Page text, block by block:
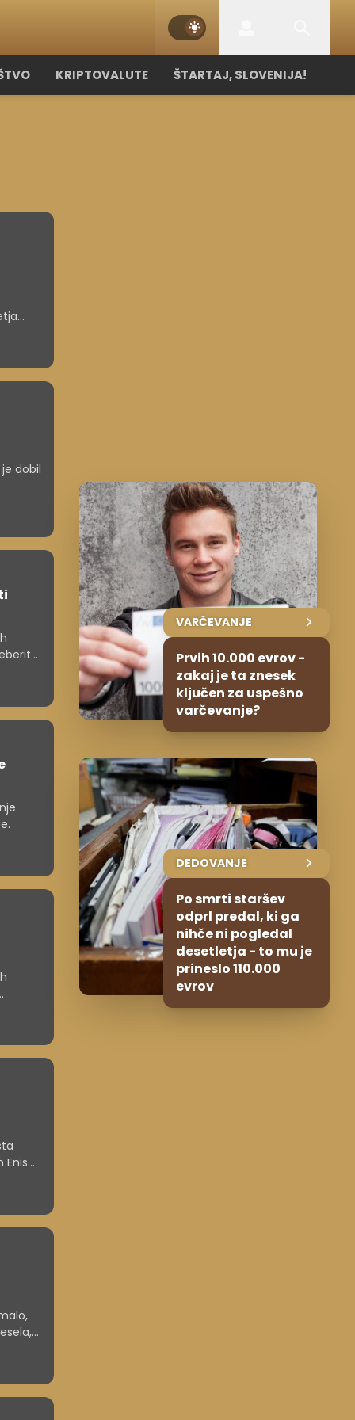
KRIPTOVALUTE ŠTARTAJ, SLOVENIJA!
dobil
Enisa
VARČEVANJE
Prvih 10.000 evrov -
zakaj je ta znesek
ključen za uspešno
varčevanje?
DEDOVANJE
Po smrti staršev
odprl predal, ki ga
nihče ni pogledal
desetletja - to mu je
prineslo 110.000
evrov